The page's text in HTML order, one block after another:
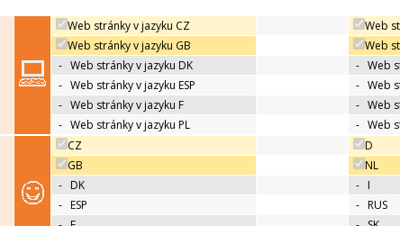
Web stránky v jazyku CZ
Web
Web stránky v jazyku GB
Web
- Web stránky v jazyku DK - Web
- Web stránky v jazyku ESP - Web
- Web stránky v jazyku F - Web
- Web stránky v jazyku PL - Web
CZ
D
GB
NL
- DK - I
- ESP - RUS